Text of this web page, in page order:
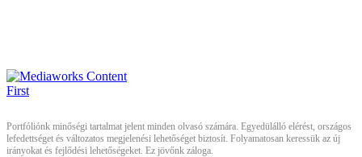
Portfóliónk minőségi tartalmat jelent minden olvasó számára. Egyedülálló elérést, országos
lefedettséget és változatos megjelenési lehetőséget biztosít. Folyamatosan keressük az új
irányokat és fejlődési lehetőségeket. Ez jövőnk záloga.